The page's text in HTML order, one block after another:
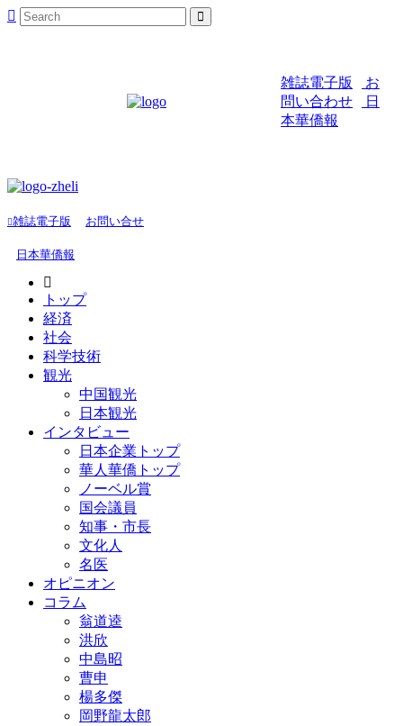
雑誌電子版
お
問い合わせ
日
本華僑報
雑誌電子版 お問い合せ
日本華僑報
トップ
経済
社会
科学技術
観光
中国観光
日本観光
インタビュー
日本企業トップ
華人華僑トップ
ノーベル賞
国会議員
知事・市長
文化人
名医
オピニオン
コラム
翁道逵
洪欣
中島昭
曹申
楊多傑
岡野龍太郎